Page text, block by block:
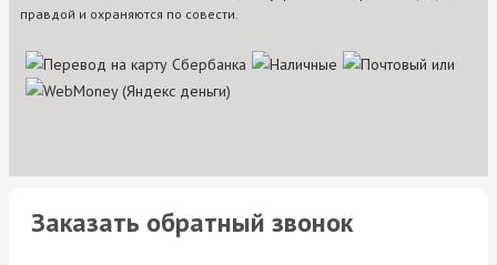
правдой и охраняются по совести.
Заказать обратный звонок